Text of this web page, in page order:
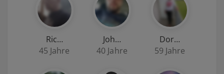
Ric…
45 Jahre
Joh…
40 Jahre
Dor…
59 Jahre